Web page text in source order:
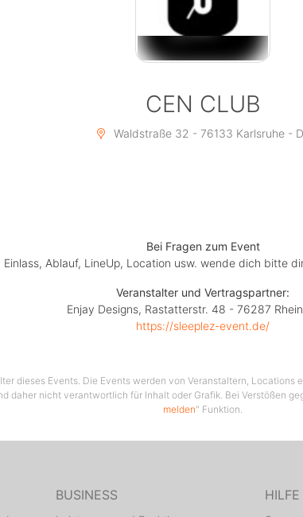
CEN CLUB
Waldstraße 32 - 76133 Karlsruhe -
Bei Fragen zum Event
Einlass, Ablauf, LineUp, Location usw. wende dich bitte
Veranstalter und Vertragspartner:
Enjay Designs, Rastatterstr. 48 - 76287
https://sleeplez-event.de/
dieses Events. Die Events werden von Veranstaltern,
daher nicht verantwortlich für Inhalt oder Grafik. Bei Verstößen
melden" Funktion.
BUSINESS HILFE